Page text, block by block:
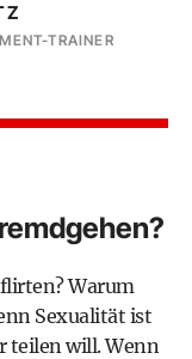
TRAINER
Warum
Sexualität ist
teilen will. Wenn